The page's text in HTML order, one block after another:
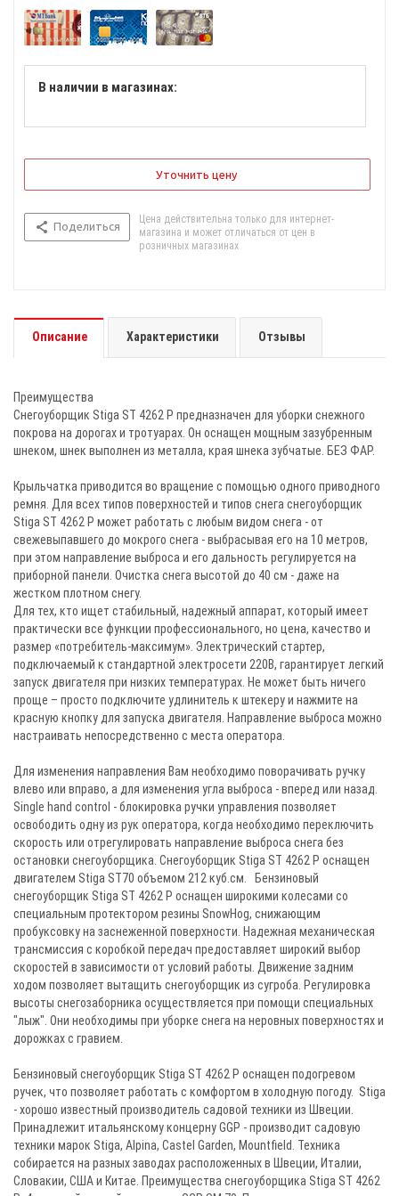
В наличии в магазинах:
Уточнить цену
Поделиться
Цена действительна только для интернет-
магазина и может отличаться от цен в
розничных магазинах
Описание Характеристики Отзывы
Преимущества
Снегоуборщик Stiga ST 4262 P предназначен для уборки снежного
покрова на дорогах и тротуарах. Он оснащен мощным зазубренным
шнеком, шнек выполнен из металла, края шнека зубчатые. БЕЗ ФАР.
Крыльчатка приводится во вращение с помощью одного приводного
ремня. Для всех типов поверхностей и типов снега снегоуборщик
Stiga ST 4262 P может работать с любым видом снега - от
свежевыпавшего до мокрого снега - выбрасывая его на 10 метров,
при этом направление выброса и его дальность регулируется на
приборной панели. Очистка снега высотой до 40 см - даже на
жестком плотном снегу.
Для тех, кто ищет стабильный, надежный аппарат, который имеет
практически все функции профессионального, но цена, качество и
размер «потребитель-максимум». Электрический стартер,
подключаемый к стандартной электросети 220В, гарантирует легкий
запуск двигателя при низких температурах. Не может быть ничего
проще – просто подключите удлинитель к штекеру и нажмите на
красную кнопку для запуска двигателя. Направление выброса можно
настраивать непосредственно с места оператора.
Для изменения направления Вам необходимо поворачивать ручку
влево или вправо, а для изменения угла выброса - вперед или назад.
Single hand control - блокировка ручки управления позволяет
освободить одну из рук оператора, когда необходимо переключить
скорость или отрегулировать направление выброса снега без
остановки снегоуборщика. Снегоуборщик Stiga ST 4262 P оснащен
двигателем Stiga ST70 объемом 212 куб.см. Бензиновый
снегоуборщик Stiga ST 4262 P оснащен широкими колесами со
специальным протектором резины SnowHog, снижающим
пробуксовку на заснеженной поверхности. Надежная механическая
трансмиссия с коробкой передач предоставляет широкий выбор
скоростей в зависимости от условий работы. Движение задним
ходом позволяет вытащить снегоуборщик из сугроба. Регулировка
высоты снегозаборника осуществляется при помощи специальных
"лыж". Они необходимы при уборке снега на неровных поверхностях и
дорожках с гравием.
Бензиновый снегоуборщик Stiga ST 4262 P оснащен подогревом
ручек, что позволяет работать с комфортом в холодную погоду. Stiga
- хорошо известный производитель садовой техники из Швеции.
Принадлежит итальянскому концерну GGP - производит садовую
техники марок Stiga, Alpina, Castel Garden, Mountfield. Техника
собирается на разных заводах расположенных в Швеции, Италии,
Словакии, США и Китае. Преимущества снегоуборщика Stiga ST 4262